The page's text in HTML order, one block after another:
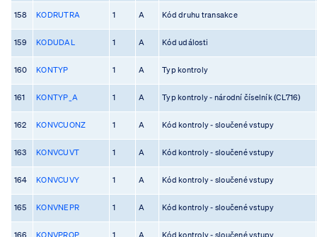
158 KODRUTRA 1 A Kód druhu transakce
159 KODUDAL 1 A Kód události
160 KONTYP 1 A Typ kontroly
161 KONTYP_A 1 A Typ kontroly - národní číselník (CL716)
162 KONVCUONZ 1 A Kód kontroly - sloučené vstupy
163 KONVCUVT 1 A Kód kontroly - sloučené vstupy
164 KONVCUVY 1 A Kód kontroly - sloučené vstupy
165 KONVNEPR 1 A Kód kontroly - sloučené vstupy
166 KONVPROP 1 A Kód kontroly - sloučené vstupy